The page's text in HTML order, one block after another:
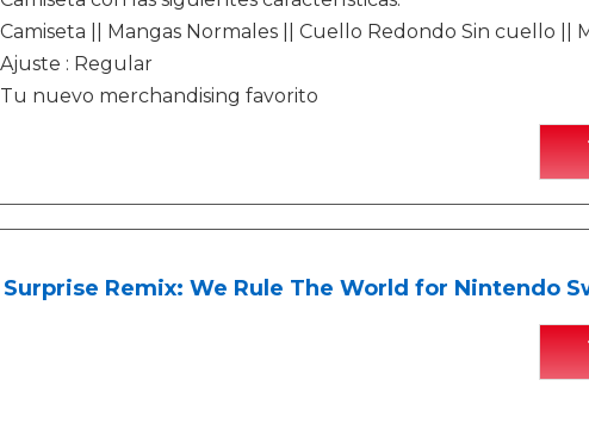
Camiseta || Mangas Normales || Cuello Redondo Sin cuello ||
Ajuste : Regular
Tu nuevo merchandising favorito
Surprise Remix: We Rule The World for Nintendo